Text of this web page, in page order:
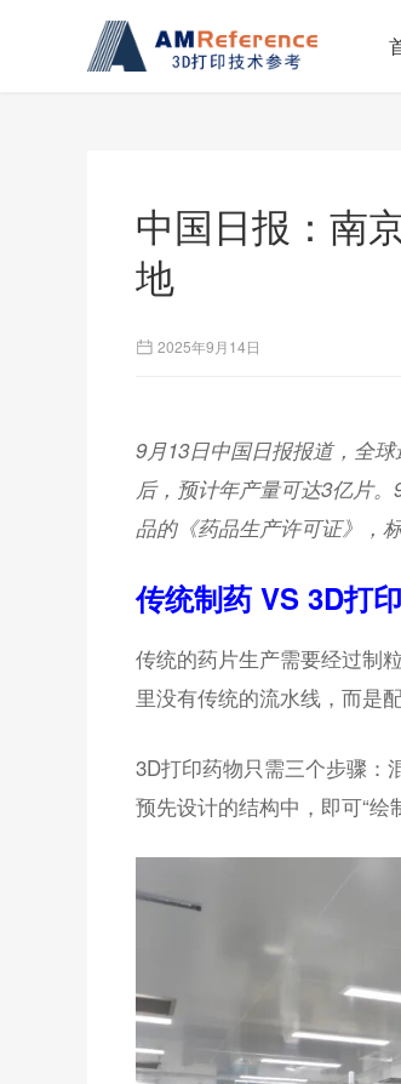
中国日报：南
地
2025年9月14日
9月13日中国日报报道，全
后，预计年产量可达3亿片
品的《药品生产许可证》，
传统制药 VS 3D打
传统的药片生产需要经过制
里没有传统的流水线，而是
3D打印药物只需三个步骤：
预先设计的结构中，即可“绘